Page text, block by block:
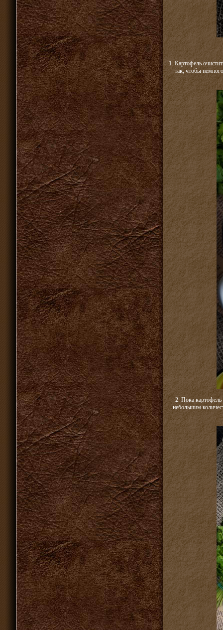
1. Картофель
так, чтобы
2. Пока картофель
небольшим